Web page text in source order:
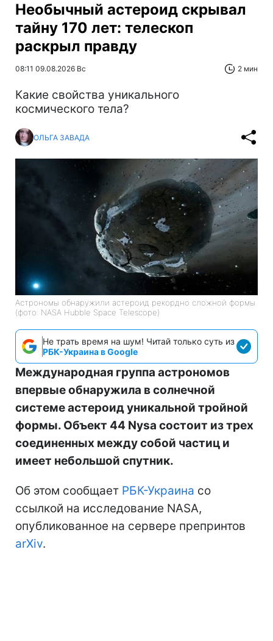
Необычный астероид скрывал
тайну 170 лет: телескоп
раскрыл правду
08:11 09.08.2026 Вс 2 мин
Какие свойства уникального
космического тела?
ОЛЬГА ЗАВАДА
Астрономы обнаружили астероид рекордно сложной формы
(фото: NASA Hubble Space Telescope)
Не трать время на шум! Читай только суть из
РБК-Украина в Google
Международная группа астрономов
впервые обнаружила в солнечной
системе астероид уникальной тройной
формы. Объект 44 Nysa состоит из трех
соединенных между собой частиц и
имеет небольшой спутник.
Об этом сообщает РБК-Украина со
ссылкой на исследование NASA,
опубликованное на сервере препринтов
arXiv.